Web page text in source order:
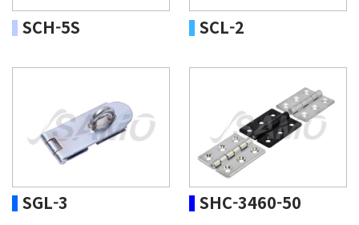
SCH-5S SCL-2
SGL-3 SHC-3460-50